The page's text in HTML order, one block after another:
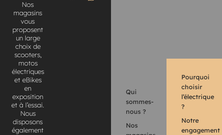
Nos
magasins
vous
proposent
un large
choix de
scooters,
motos
électriques
et eBikes
en
exposition
et à l’essai.
Nous
disposons
également
Qui
sommes-
nous ?
Nos
Pourquoi
choisir
l’électrique
?
Notre
engagement